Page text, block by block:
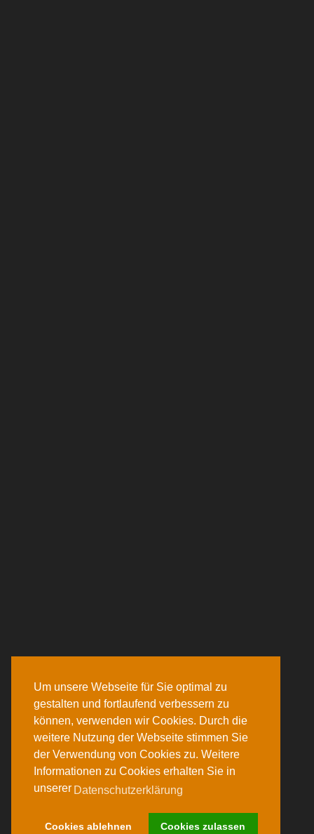
Um unsere Webseite für Sie optimal zu
gestalten und fortlaufend verbessern zu
können, verwenden wir Cookies. Durch die
weitere Nutzung der Webseite stimmen Sie
der Verwendung von Cookies zu. Weitere
Informationen zu Cookies erhalten Sie in
unserer Datenschutzerklärung
Cookies ablehnen Cookies zulassen